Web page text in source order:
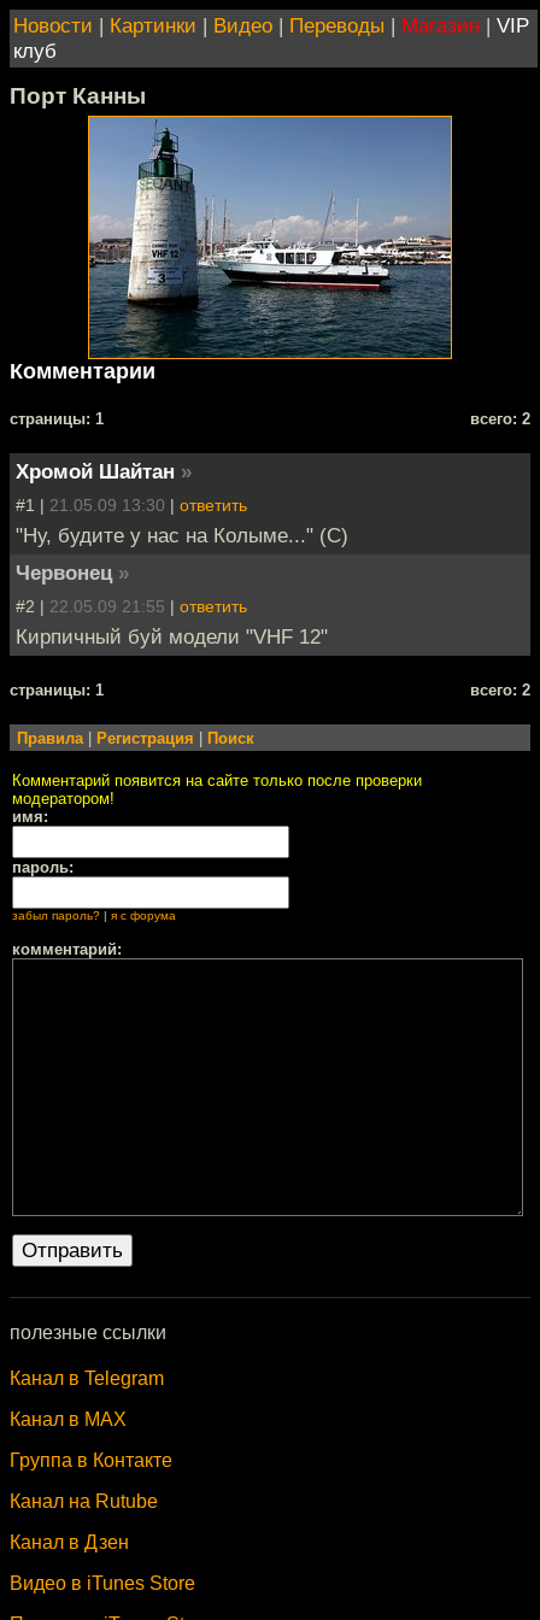
Новости | Картинки | Видео | Переводы | Магазин | VIP
клуб
Порт Канны
Комментарии
cтраницы: 1 всего: 2
Хромой Шайтан »
#1 | 21.05.09 13:30 | ответить
"Ну, будите у нас на Колыме..." (C)
Червонец »
#2 | 22.05.09 21:55 | ответить
Кирпичный буй модели "VHF 12"
cтраницы: 1 всего: 2
Правила Регистрация Поиск
Комментарий появится на сайте только после проверки
модератором!
имя:
пароль:
забыл пароль? | я с форума
комментарий:
полезные ссылки
Канал в Telegram
Канал в MAX
Группа в Контакте
Канал на Rutube
Канал в Дзен
Видео в iTunes Store